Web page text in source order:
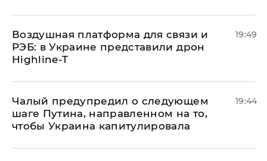
Воздушная платформа для связи и
РЭБ: в Украине представили дрон
Highline-T
19:49
Чалый предупредил о следующем
шаге Путина, направленном на то,
чтобы Украина капитулировала
19:44